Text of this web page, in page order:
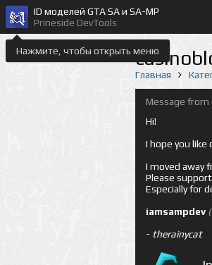
Нажмите, чтобы открыть меню
ID моделей GTA SA и SA-MP
Prineside DevTools
Главная
Message from
Hi!
I hope you like
I moved away
Please
Especially for
iamsampdev
- therainycat